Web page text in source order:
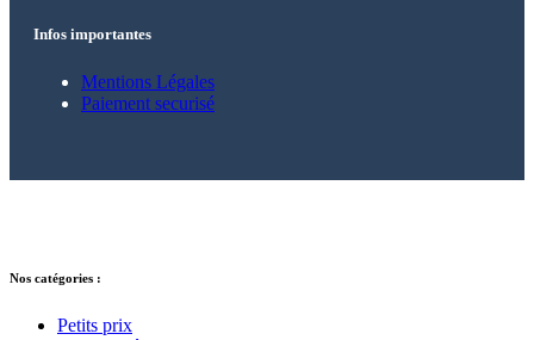
Infos importantes
Mentions Légales
Paiement securisé
Nos catégories :
Petits prix